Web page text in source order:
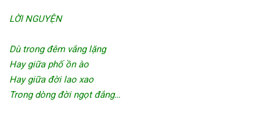
LỜI NGUYỆN
Dù trong đêm vắng lặng
Hay giữa phố ồn ào
Hay giữa đời lao xao
Trong dòng đời ngọt đắng…